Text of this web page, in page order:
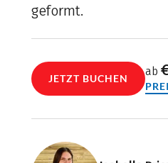
geformt.
JETZT BUCHEN
ab